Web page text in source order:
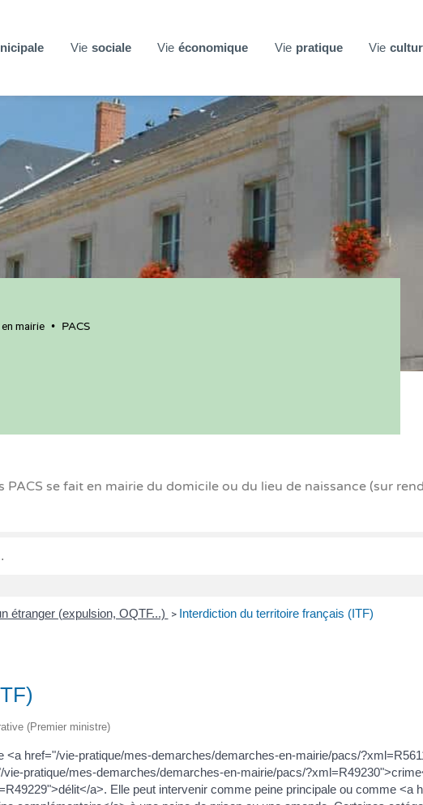
Vie sociale Vie économique Vie pratique Vie
mairie • PACS
PACS se fait en mairie du domicile ou du lieu de naissance (sur
étranger (expulsion, OQTF...) > Interdiction du territoire français (ITF)
(Premier ministre)
<a href="/vie-pratique/mes-demarches/demarches-en-mairie/pacs/
pratique/mes-demarches/demarches-en-mairie/pacs/
a>. Elle peut intervenir comme peine principale ou comme <a